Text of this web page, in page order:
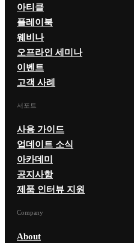
아티클
플레이북
웨비나
오프라인 세미나
이벤트
고객 사례
서포트
사용 가이드
업데이트 소식
아카데미
공지사항
제품 인터뷰 지원
Company
About